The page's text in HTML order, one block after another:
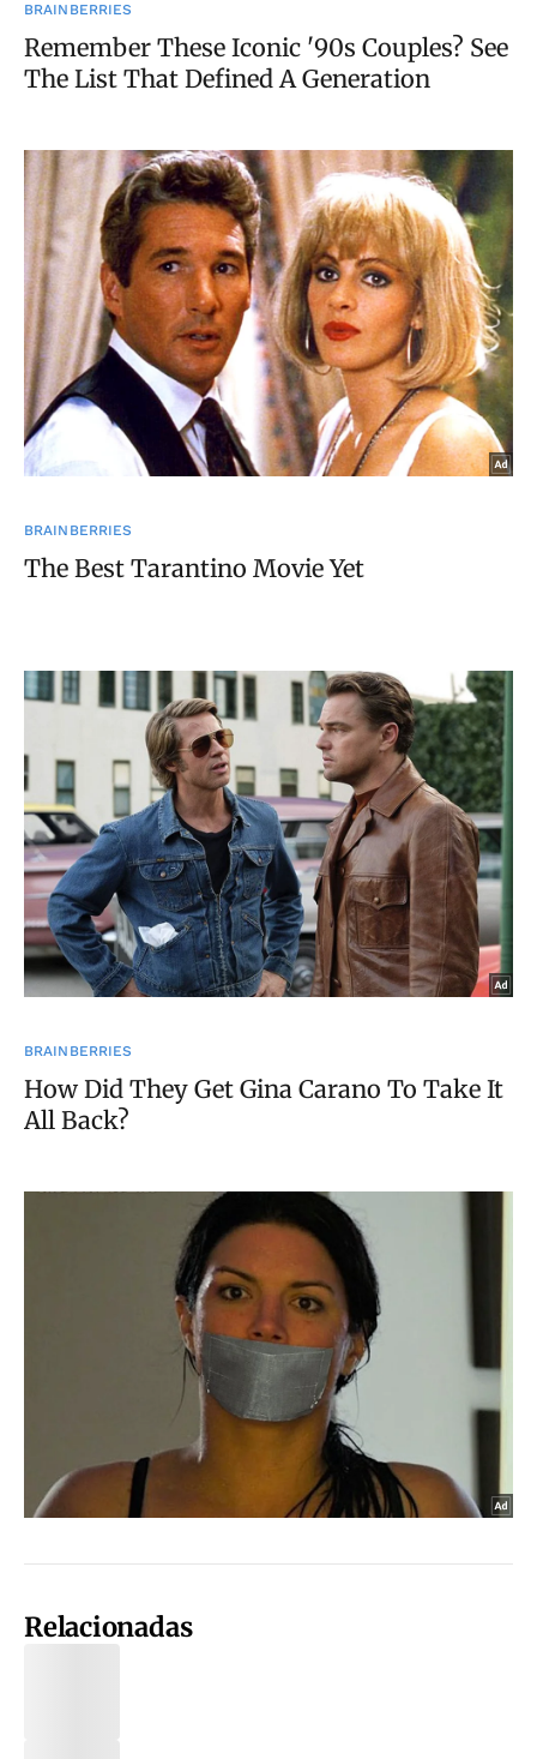
Relacionadas